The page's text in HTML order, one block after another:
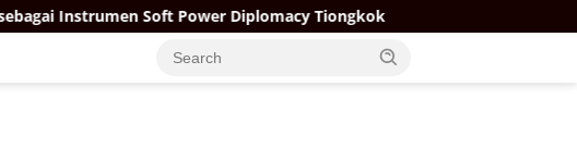
Soft Power Diplomacy Tiongkok Firman Soebagyo Tegaskan